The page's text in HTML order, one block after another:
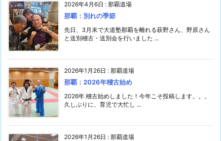
2026年4月6日 : 那覇道場
那覇：別れの季節
先日、3月末で大道塾那覇を離れる萩野さん、野原さん
と送別稽古・送別会を行いました ...
2026年1月26日 : 那覇道場
那覇：2026年稽古始め
2026年 稽古始めしました！今年こそ投稿します。。。
久しぶりに、育児で大忙し ...
2026年1月26日 : 那覇道場